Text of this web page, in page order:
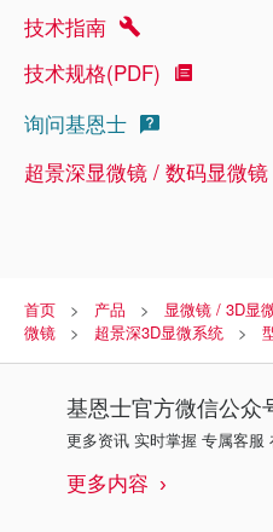
技术指南
技术规格(PDF)
询问基恩士
超景深显微镜 / 数码显微镜
首页 产品 显微镜 / 3D显
微镜
超景深3D显微系统
基恩士官方微信公众
更多资讯 实时掌握 专属客服
更多内容